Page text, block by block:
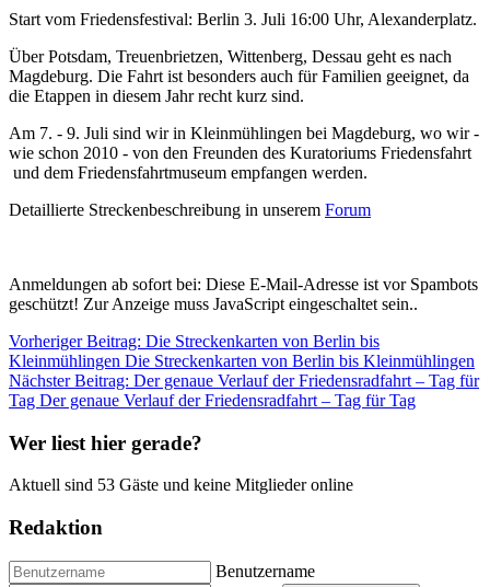
Start vom Friedensfestival: Berlin 3. Juli 16:00 Uhr, Alexanderplatz.
Über Potsdam, Treuenbrietzen, Wittenberg, Dessau geht es nach
Magdeburg. Die Fahrt ist besonders auch für Familien geeignet, da
die Etappen in diesem Jahr recht kurz sind.
Am 7. - 9. Juli sind wir in Kleinmühlingen bei Magdeburg, wo wir -
wie schon 2010 - von den Freunden des Kuratoriums Friedensfahrt
und dem Friedensfahrtmuseum empfangen werden.
Detaillierte Streckenbeschreibung in unserem Forum
Anmeldungen ab sofort bei: Diese E-Mail-Adresse ist vor Spambots
geschützt! Zur Anzeige muss JavaScript eingeschaltet sein..
Vorheriger Beitrag: Die Streckenkarten von Berlin bis
Kleinmühlingen Die Streckenkarten von Berlin bis Kleinmühlingen
Nächster Beitrag: Der genaue Verlauf der Friedensradfahrt – Tag für
Tag Der genaue Verlauf der Friedensradfahrt – Tag für Tag
Wer liest hier gerade?
Aktuell sind 53 Gäste und keine Mitglieder online
Redaktion
Benutzername